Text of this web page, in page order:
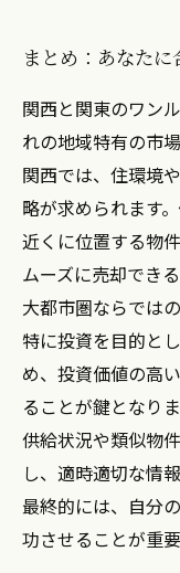
まとめ：あなた
関西と関東のワン
れの地域特有の市
関西では、住環境
略が求められます
近くに位置する物
ムーズに売却でき
大都市圏ならでは
特に投資を目的と
め、投資価値の高
ることが鍵となり
供給状況や類似物
し、適時適切な情
最終的には、自分
功させることが重要